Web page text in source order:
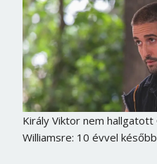
Király Viktor nem
Williamsre: 10 évvel